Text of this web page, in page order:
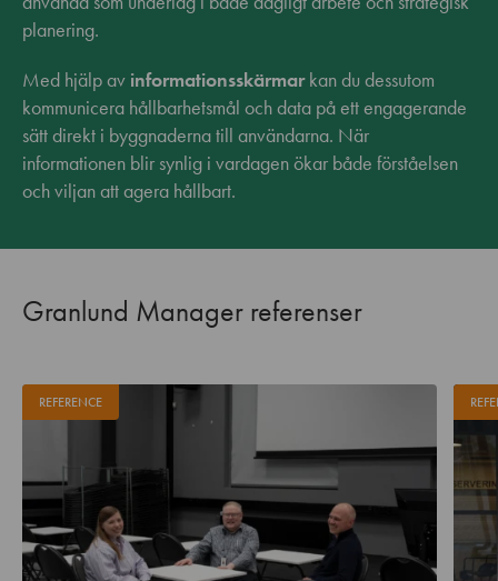
planering.
Med hjälp av informationsskärmarkan du dessutom
kommunicera hållbarhetsmål och data på ett engagerande
sätt direkt i byggnaderna till användarna. När
informationen blir synlig i vardagen ökar både förståelsen
och viljan att agera hållbart.
Granlund Manager referenser
REFERENCE